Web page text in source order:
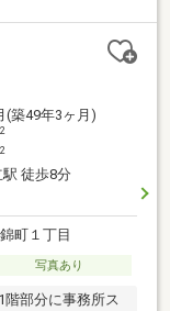
(築49年3ヶ月)
2
2
徒歩8分
町１丁目
写真あり
部分に事務所ス